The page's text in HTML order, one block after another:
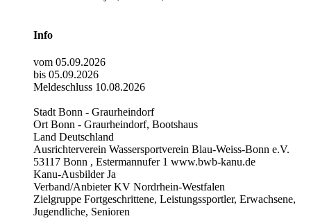
Info
vom 05.09.2026
bis 05.09.2026
Meldeschluss 10.08.2026
Stadt Bonn - Graurheindorf
Ort Bonn - Graurheindorf, Bootshaus
Land Deutschland
Ausrichterverein Wassersportverein Blau-Weiss-Bonn e.V.
53117 Bonn , Estermannufer 1 www.bwb-kanu.de
Kanu-Ausbilder Ja
Verband/Anbieter KV Nordrhein-Westfalen
Zielgruppe Fortgeschrittene, Leistungssportler, Erwachsene,
Jugendliche, Senioren